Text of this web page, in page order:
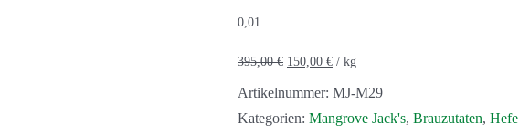
0,01
395,00€ 150,00 € / kg
Artikelnummer: MJ-M29
Kategorien: Mangrove Jack's, Brauzutaten, Hefe